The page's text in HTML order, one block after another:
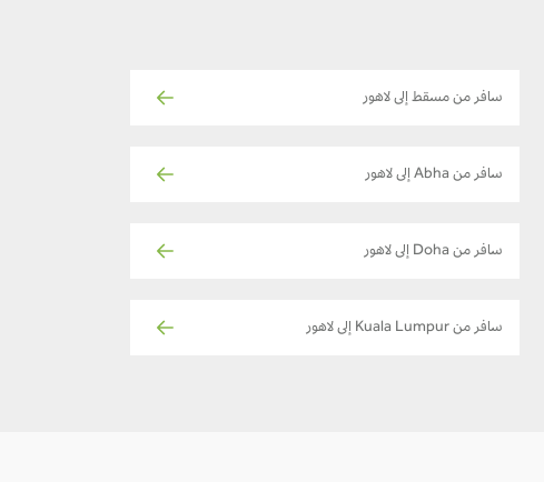
سافر من مسقط إلى لاهور
سافر من Abha إلى لاهور
سافر من Doha إلى لاهور
سافر من Kuala Lumpur إلى لاهور